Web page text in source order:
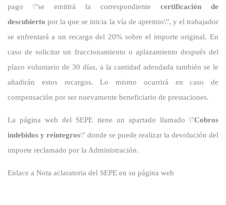
pago \"se emitirá la correspondiente certificación de
descubierto por la que se inicia la vía de apremio\", y el trabajador
se enfrentará a un recargo del 20% sobre el importe original. En
caso de solicitar un fraccionamiento o aplazamiento después del
plazo voluntario de 30 días, a la cantidad adeudada también se le
añadirán estos recargos. Lo mismo ocurrirá en caso de
compensación por ser nuevamente beneficiario de prestaciones.
La página web del SEPE tiene un apartado llamado \"Cobros
indebidos y reintegros\" donde se puede realizar la devolución del
importe reclamado por la Administración.
Enlace a Nota aclaratoria del SEPE en su página web